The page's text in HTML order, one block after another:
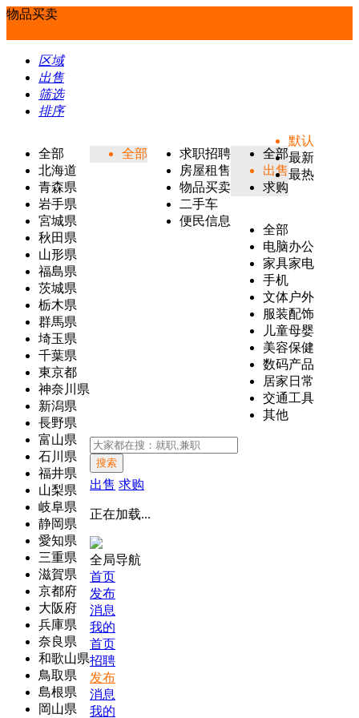
物品买卖
区域
出售
筛选
排序
全部
北海道
青森県
岩手県
宮城県
秋田県
山形県
福島県
茨城県
栃木県
群馬県
埼玉県
千葉県
東京都
神奈川県
新潟県
長野県
富山県
石川県
福井県
山梨県
岐阜県
静岡県
愛知県
三重県
滋賀県
京都府
大阪府
兵庫県
奈良県
和歌山県
鳥取県
島根県
岡山県
全部
求职招聘
房屋租售
物品买卖
二手车
便民信息
全部
出售
求购
全部
电脑办公
家具家电
手机
文体户外
服装配饰
儿童母婴
美容保健
数码产品
居家日常
交通工具
其他
默认
最新
最热
搜索
出售 求购
正在加载...
全局导航
首页
发布
消息
我的
首页
招聘
发布
消息
我的